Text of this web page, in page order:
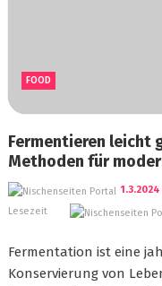
FOOD
Fermentieren leicht
Methoden für
1.3.2024
Lesezeit
Fermentation ist eine
Konservierung von